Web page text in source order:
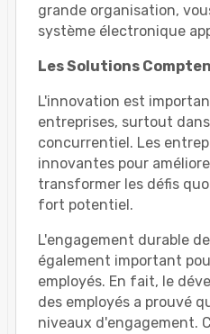
grande organisation,
système électronique
Les Solutions
L'innovation est
entreprises, surtout
concurrentiel. Les
innovantes pour
transformer les défis
fort potentiel.
L'engagement durable
également important
employés. En fait, le
des employés a prouvé
niveaux d'engagement.